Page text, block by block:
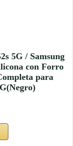
5G / Samsung
con Forro
para